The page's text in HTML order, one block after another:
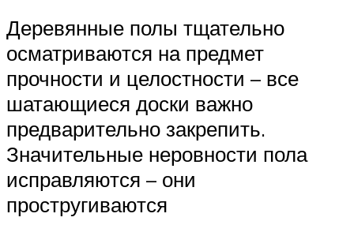
Деревянные полы тщательно
осматриваются на предмет
прочности и целостности – все
шатающиеся доски важно
предварительно закрепить.
Значительные неровности пола
исправляются – они
простругиваются